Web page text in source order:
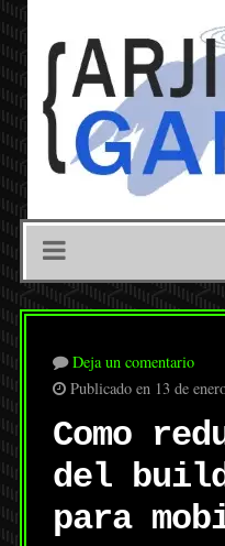
Deja un comentario
Publicado en 13 de
Como
del
para